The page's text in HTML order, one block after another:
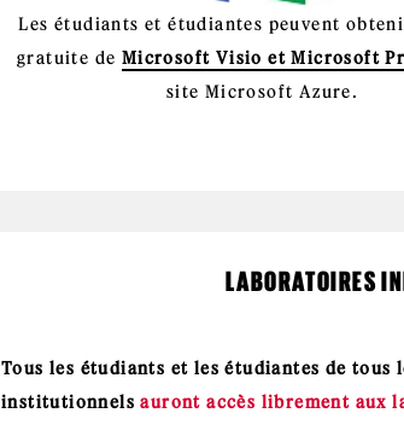
Les étudiants et étudiantes peuvent
gratuite de Microsoft Visio et Microsoft
site Microsoft Azure.
LABORATOIRES
Tous les étudiants et les étudiantes de tous
institutionnelsauront accès librement aux